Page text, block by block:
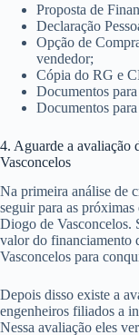
Proposta de
Declaração
Opção de
vendedor;
Cópia do RG e
Documentos
Documentos
4. Aguarde a avaliação
Vasconcelos
Na primeira análise de
seguir para as
Diogo de Vasconcelos.
valor do financiamento
Vasconcelos para
Depois disso existe a
engenheiros filiados a
Nessa avaliação eles